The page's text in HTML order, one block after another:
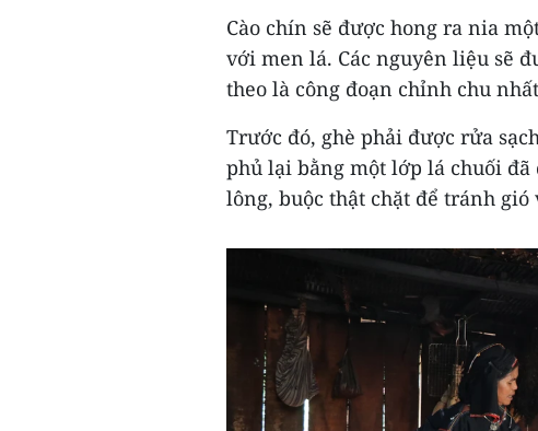
Cào chín sẽ được hong ra nia
với men lá. Các nguyên liệu sẽ
theo là công đoạn chỉnh chu
Trước đó, ghè phải được rửa
phủ lại bằng một lớp lá chuối
lông, buộc thật chặt để tránh